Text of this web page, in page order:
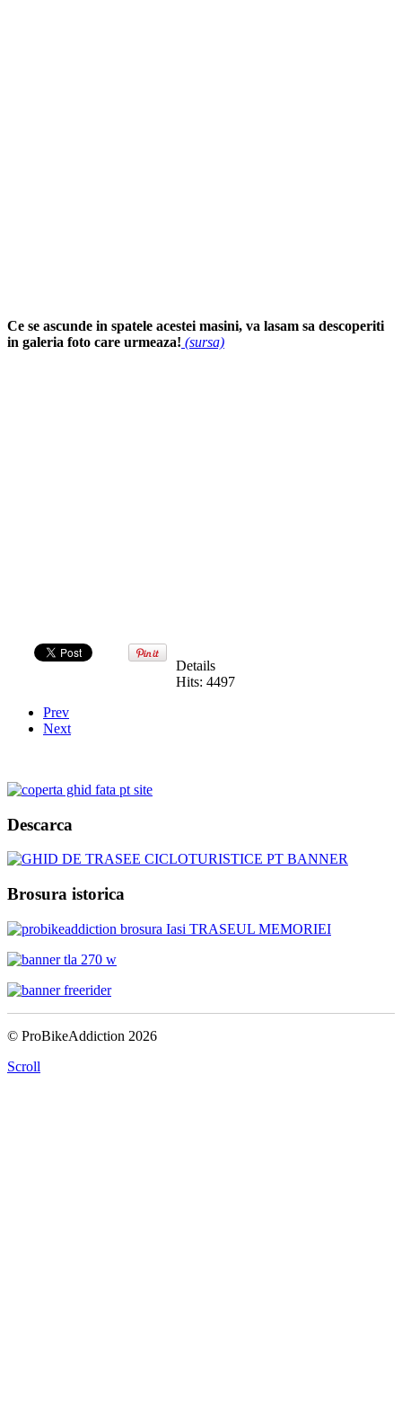
Ce se ascunde in spatele acestei masini, va lasam sa descoperiti
in galeria foto care urmeaza! (sursa)
Details
Hits: 4497
Prev
Next
Descarca
Brosura istorica
© ProBikeAddiction 2026
Scroll